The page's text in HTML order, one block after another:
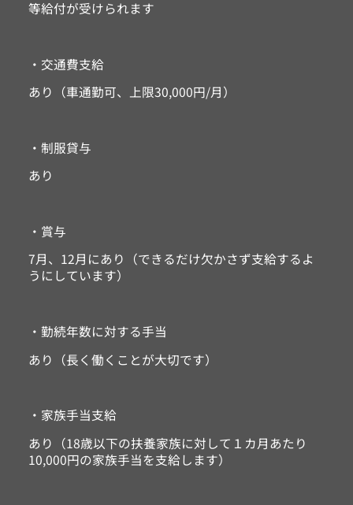
等給付が受けられます
・交通費支給
あり（車通勤可、上限30,000円/月）
・制服貸与
あり
・賞与
7月、12月にあり（できるだけ欠かさず支給するよ
うにしています）
・勤続年数に対する手当
あり（長く働くことが大切です）
・家族手当支給
あり（18歳以下の扶養家族に対して１カ月あたり
10,000円の家族手当を支給します）